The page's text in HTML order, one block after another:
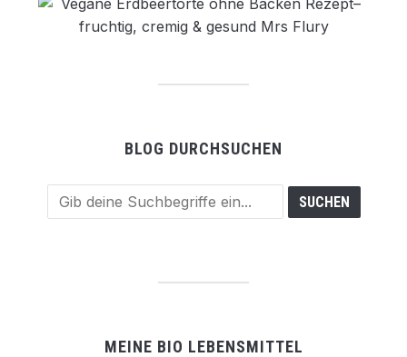
BLOG DURCHSUCHEN
MEINE BIO LEBENSMITTEL